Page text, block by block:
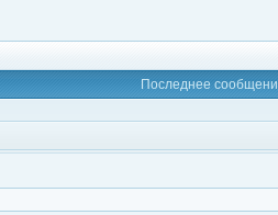
Последнее